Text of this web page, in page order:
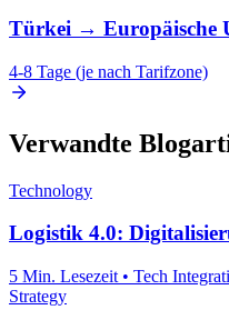
Türkei → Europäische
4-8 Tage (je nach Tarifzone)
Verwandte
Technology
Logistik 4.0:
5 Min. Lesezeit • Tech
Strategy